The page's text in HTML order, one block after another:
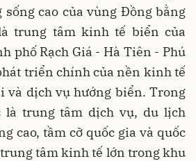
cao của vùng Đồng bằng
trung tâm kinh tế biển của
phố Rạch Giá - Hà Tiên - Phú
triển chính của nền kinh tế
và dịch vụ hướng biển. Trong
là trung tâm dịch vụ, du lịch
cao, tầm cỡ quốc gia và quốc
tâm kinh tế lớn trong khu